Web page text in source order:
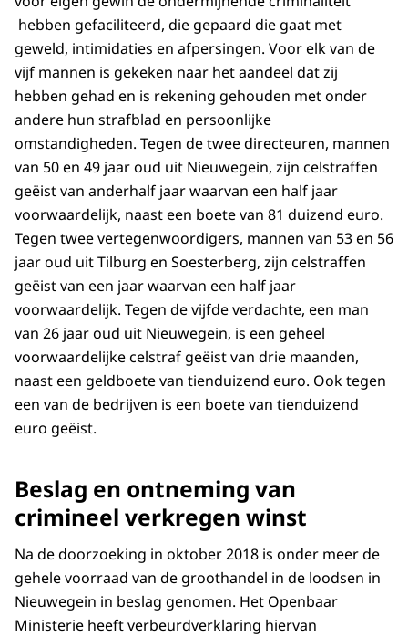
hebben gefaciliteerd, die gepaard die gaat met
geweld, intimidaties en afpersingen. Voor elk van de
vijf mannen is gekeken naar het aandeel dat zij
hebben gehad en is rekening gehouden met onder
andere hun strafblad en persoonlijke
omstandigheden. Tegen de twee directeuren, mannen
van 50 en 49 jaar oud uit Nieuwegein, zijn celstraffen
geëist van anderhalf jaar waarvan een half jaar
voorwaardelijk, naast een boete van 81 duizend euro.
Tegen twee vertegenwoordigers, mannen van 53 en 56
jaar oud uit Tilburg en Soesterberg, zijn celstraffen
geëist van een jaar waarvan een half jaar
voorwaardelijk. Tegen de vijfde verdachte, een man
van 26 jaar oud uit Nieuwegein, is een geheel
voorwaardelijke celstraf geëist van drie maanden,
naast een geldboete van tienduizend euro. Ook tegen
een van de bedrijven is een boete van tienduizend
euro geëist.
Beslag en ontneming van
crimineel verkregen winst
Na de doorzoeking in oktober 2018 is onder meer de
gehele voorraad van de groothandel in de loodsen in
Nieuwegein in beslag genomen. Het Openbaar
Ministerie heeft verbeurdverklaring hiervan